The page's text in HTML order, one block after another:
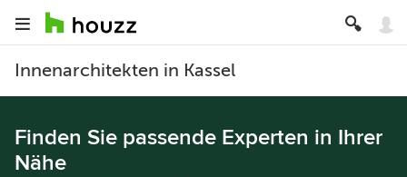
Innenarchitekten in Kassel
Finden Sie passende Experten in Ihrer
Nähe